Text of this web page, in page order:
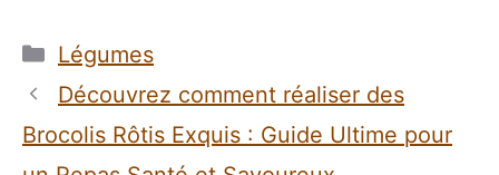
Catégories
Légumes
Découvrez comment réaliser des
Brocolis Rôtis Exquis : Guide Ultime pour